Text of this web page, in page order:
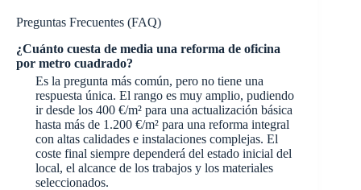
Preguntas Frecuentes (FAQ)
¿Cuánto cuesta de media una reforma de oficina
por metro cuadrado?
Es la pregunta más común, pero no tiene una
respuesta única. El rango es muy amplio, pudiendo
ir desde los 400 €/m² para una actualización básica
hasta más de 1.200 €/m² para una reforma integral
con altas calidades e instalaciones complejas. El
coste final siempre dependerá del estado inicial del
local, el alcance de los trabajos y los materiales
seleccionados.